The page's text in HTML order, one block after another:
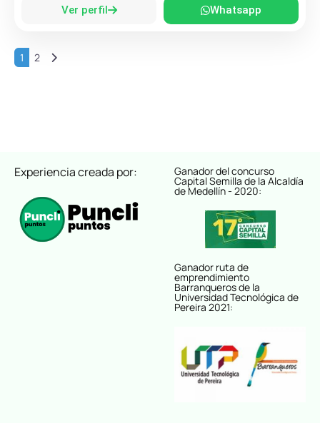
Ver perfil Whatsapp
1 2 Entradas anteriores
Experiencia creada por: Ganador del concurso
Capital Semilla de la Alcaldía
de Medellín - 2020:
Ganador ruta de
emprendimiento
Barranqueros de la
Universidad Tecnológica de
Pereira 2021: